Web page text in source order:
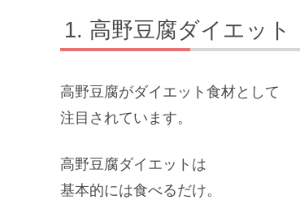
高野豆腐ダイエット
高野豆腐がダイエット食材として
注目されています。
高野豆腐ダイエットは
基本的には食べるだけ。